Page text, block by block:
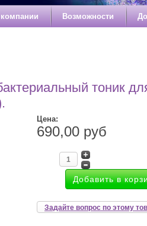
Возможности
тоник
Цена:
690,00 руб
Задайте вопрос по этому